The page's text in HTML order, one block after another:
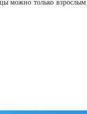
можно только